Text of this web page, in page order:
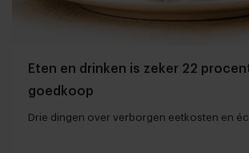
Eten en drinken is zeker 22
goedkoop
Drie dingen over verborgen eetkosten en